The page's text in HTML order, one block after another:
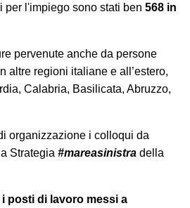
per l'impiego sono stati ben 568 in
pervenute anche da persone
altre regioni italiane e all’estero,
Calabria, Basilicata, Abruzzo,
organizzazione i colloqui da
Strategia #mareasinistra della
i posti di lavoro messi a